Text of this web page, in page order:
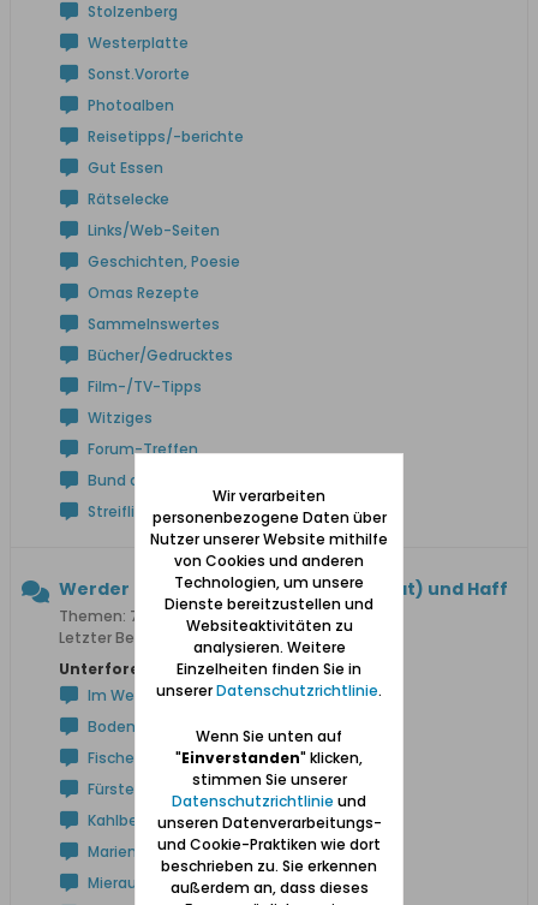
Stolzenberg
Westerplatte
Sonst.Vororte
Photoalben
Reisetipps/-berichte
Gut Essen
Rätselecke
Links/Web-Seiten
Geschichten, Poesie
Omas Rezepte
Sammelnswertes
Bücher/Gedrucktes
Film-/TV-Tipps
Witziges
Forum-Treffen
Bund der Danziger
Streiflichter
Werder (zwischen Weichsel und Nogat) und Haff
Themen: 723 Beiträge: 5.497
Letzter Beitrag:
Dom Stutthof
Unterforen:
Im Werder / Am Frischen Haff
Bodenwinkel
Fischerbabke
Fürstenwerder
Kahlberg
Marienau
Mierau
Wir verarbeiten
personenbezogene Daten über
Nutzer unserer Website mithilfe
von Cookies und anderen
Technologien, um unsere
Dienste bereitzustellen und
Websiteaktivitäten zu
analysieren. Weitere
Einzelheiten finden Sie in
unsererDatenschutzrichtlinie.
Wenn Sie unten auf
"Einverstanden" klicken,
stimmen Sie unserer
Datenschutzrichtlinie und
unseren Datenverarbeitungs-
und Cookie-Praktiken wie dort
beschrieben zu. Sie erkennen
außerdem an, dass dieses